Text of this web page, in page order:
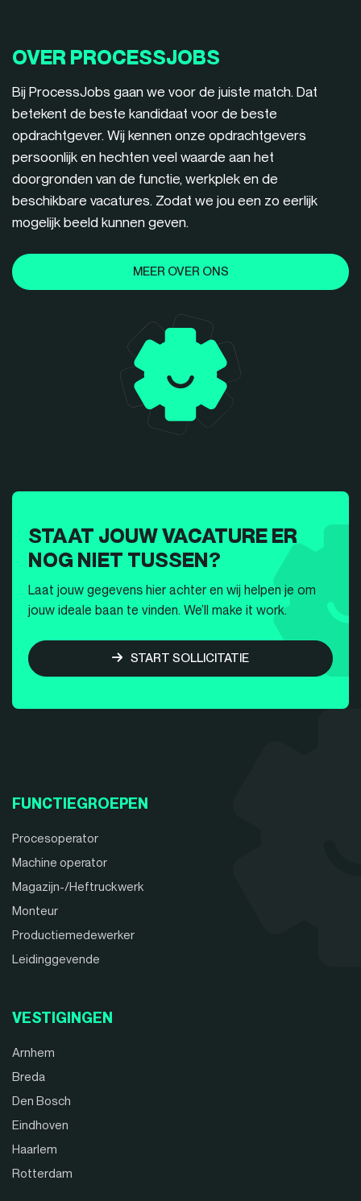
OVER PROCESSJOBS
Bij ProcessJobs gaan we voor de juiste match. Dat
betekent de beste kandidaat voor de beste
opdrachtgever. Wij kennen onze opdrachtgevers
persoonlijk en hechten veel waarde aan het
doorgronden van de functie, werkplek en de
beschikbare vacatures. Zodat we jou een zo eerlijk
mogelijk beeld kunnen geven.
MEER OVER ONS
STAAT JOUW VACATURE ER
NOG NIET TUSSEN?
Laat jouw gegevens hier achter en wij helpen je om
jouw ideale baan te vinden. We’ll make it work.
START SOLLICITATIE
FUNCTIEGROEPEN
Procesoperator
Machine operator
Magazijn-/Heftruckwerk
Monteur
Productiemedewerker
Leidinggevende
VESTIGINGEN
Arnhem
Breda
Den Bosch
Eindhoven
Haarlem
Rotterdam